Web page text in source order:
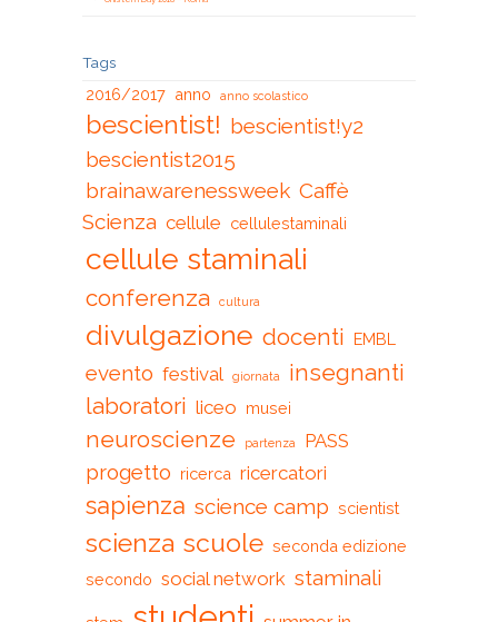
Tags
2016/2017 anno anno scolastico
bescientist! bescientist!y2
bescientist2015
brainawarenessweek Caffè
Scienza cellule cellulestaminali
cellule staminali
conferenza cultura
divulgazione docenti EMBL
evento festival giornata
insegnanti
laboratori liceo musei
neuroscienze partenza PASS
progetto ricerca ricercatori
sapienza science camp scientist
scienza scuole seconda edizione
secondo social network staminali